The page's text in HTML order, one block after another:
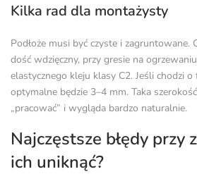
Kilka rad dla montażysty
Podłoże musi być czyste i
dość wdzięczny, przy gresie na
elastycznego kleju klasy C2. Jeśli chodzi
optymalne będzie 3–4 mm. Taka
„pracować” i wygląda bardzo naturalnie.
Najczęstsze błędy przy
ich uniknąć?